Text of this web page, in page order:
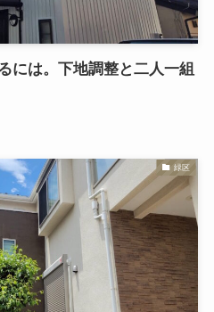
には。下地調整と二人一組
緑区